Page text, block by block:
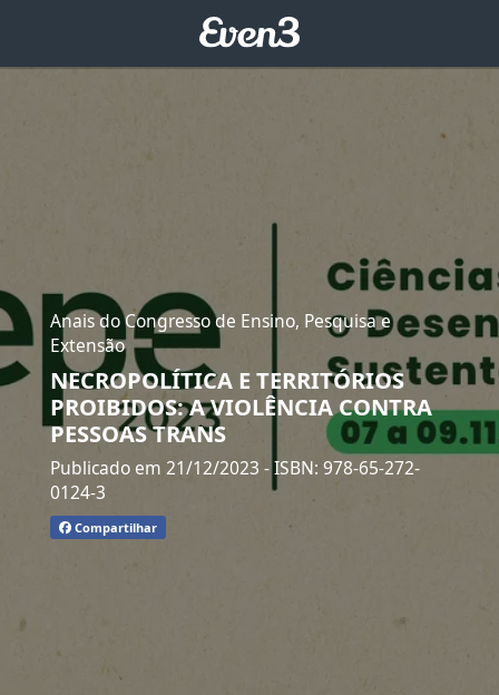
Anais do Congresso de Ensino, Pesquisa e
Extensão
NECROPOLÍTICA E TERRITÓRIOS
PROIBIDOS: A VIOLÊNCIA CONTRA
PESSOAS TRANS
Publicado em 21/12/2023 - ISBN: 978-65-272-
0124-3
Compartilhar